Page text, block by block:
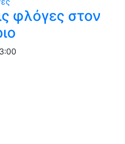
φλόγες στον